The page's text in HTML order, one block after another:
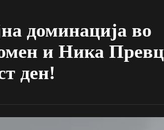
доминација во
и Ника Превц
ден!